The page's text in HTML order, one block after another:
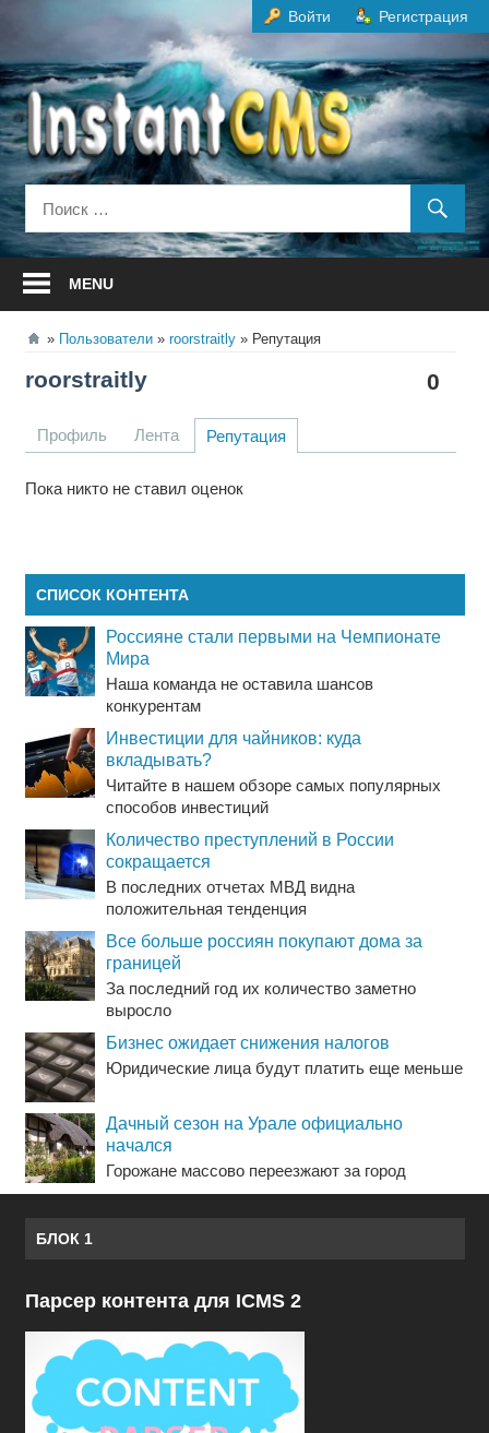
содержанию
Войти Регистрация
MENU
Пользователи roorstraitly Репутация
0
roorstraitly
Профиль Лента Репутация
Пока никто не ставил оценок
СПИСОК КОНТЕНТА
Россияне стали первыми на Чемпионате
Мира
Наша команда не оставила шансов
конкурентам
Инвестиции для чайников: куда
вкладывать?
Читайте в нашем обзоре самых популярных
способов инвестиций
Количество преступлений в России
сокращается
В последних отчетах МВД видна
положительная тенденция
Все больше россиян покупают дома за
границей
За последний год их количество заметно
выросло
Бизнес ожидает снижения налогов
Юридические лица будут платить еще меньше
Дачный сезон на Урале официально
начался
Горожане массово переезжают за город
БЛОК 1
Парсер контента для ICMS 2